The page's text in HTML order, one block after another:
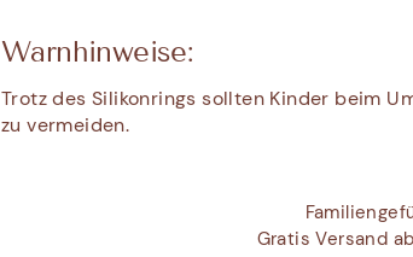
Warnhinweise:
Trotz des Silikonrings sollten Kinder beim
zu vermeiden.
Gratis Versand